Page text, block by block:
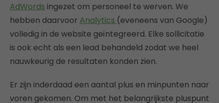
AdWords ingezet om personeel te werven. We
hebben daarvoor Analytics (eveneens van Google)
volledig in de website geïntegreerd. Elke sollicitatie
is ook echt als een lead behandeld zodat we heel
nauwkeurig de resultaten konden zien.
Er zijn inderdaad een aantal plus en minpunten naar
voren gekomen. Om met het belangrijkste pluspunt